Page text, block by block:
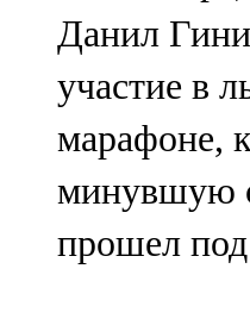
100,0 FM
Нурлат
104,7 FM
Олы Әтнә
71,42 FM
Данил
участие в
марафоне,
минувшую
прошел